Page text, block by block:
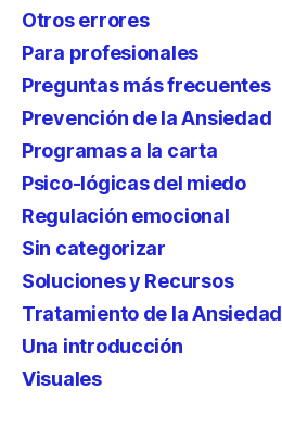
Otros errores
Para profesionales
Preguntas más frecuentes
Prevención de la Ansiedad
Programas a la carta
Psico-lógicas del miedo
Regulación emocional
Sin categorizar
Soluciones y Recursos
Tratamiento de la Ansiedad
Una introducción
Visuales